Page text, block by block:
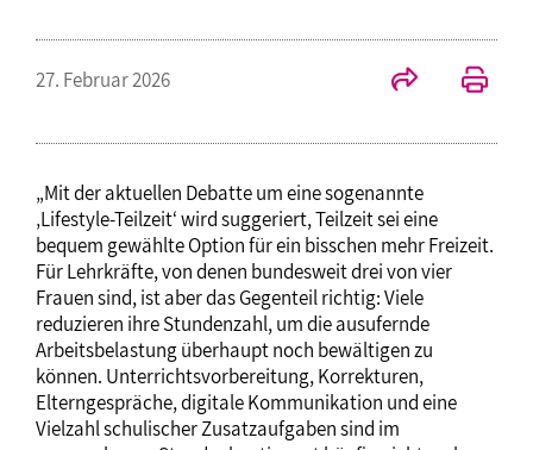
27. Februar 2026
„Mit der aktuellen Debatte um eine sogenannte
‚Lifestyle-Teilzeit‘ wird suggeriert, Teilzeit sei eine
bequem gewählte Option für ein bisschen mehr Freizeit.
Für Lehrkräfte, von denen bundesweit drei von vier
Frauen sind, ist aber das Gegenteil richtig: Viele
reduzieren ihre Stundenzahl, um die ausufernde
Arbeitsbelastung überhaupt noch bewältigen zu
können. Unterrichtsvorbereitung, Korrekturen,
Elterngespräche, digitale Kommunikation und eine
Vielzahl schulischer Zusatzaufgaben sind im